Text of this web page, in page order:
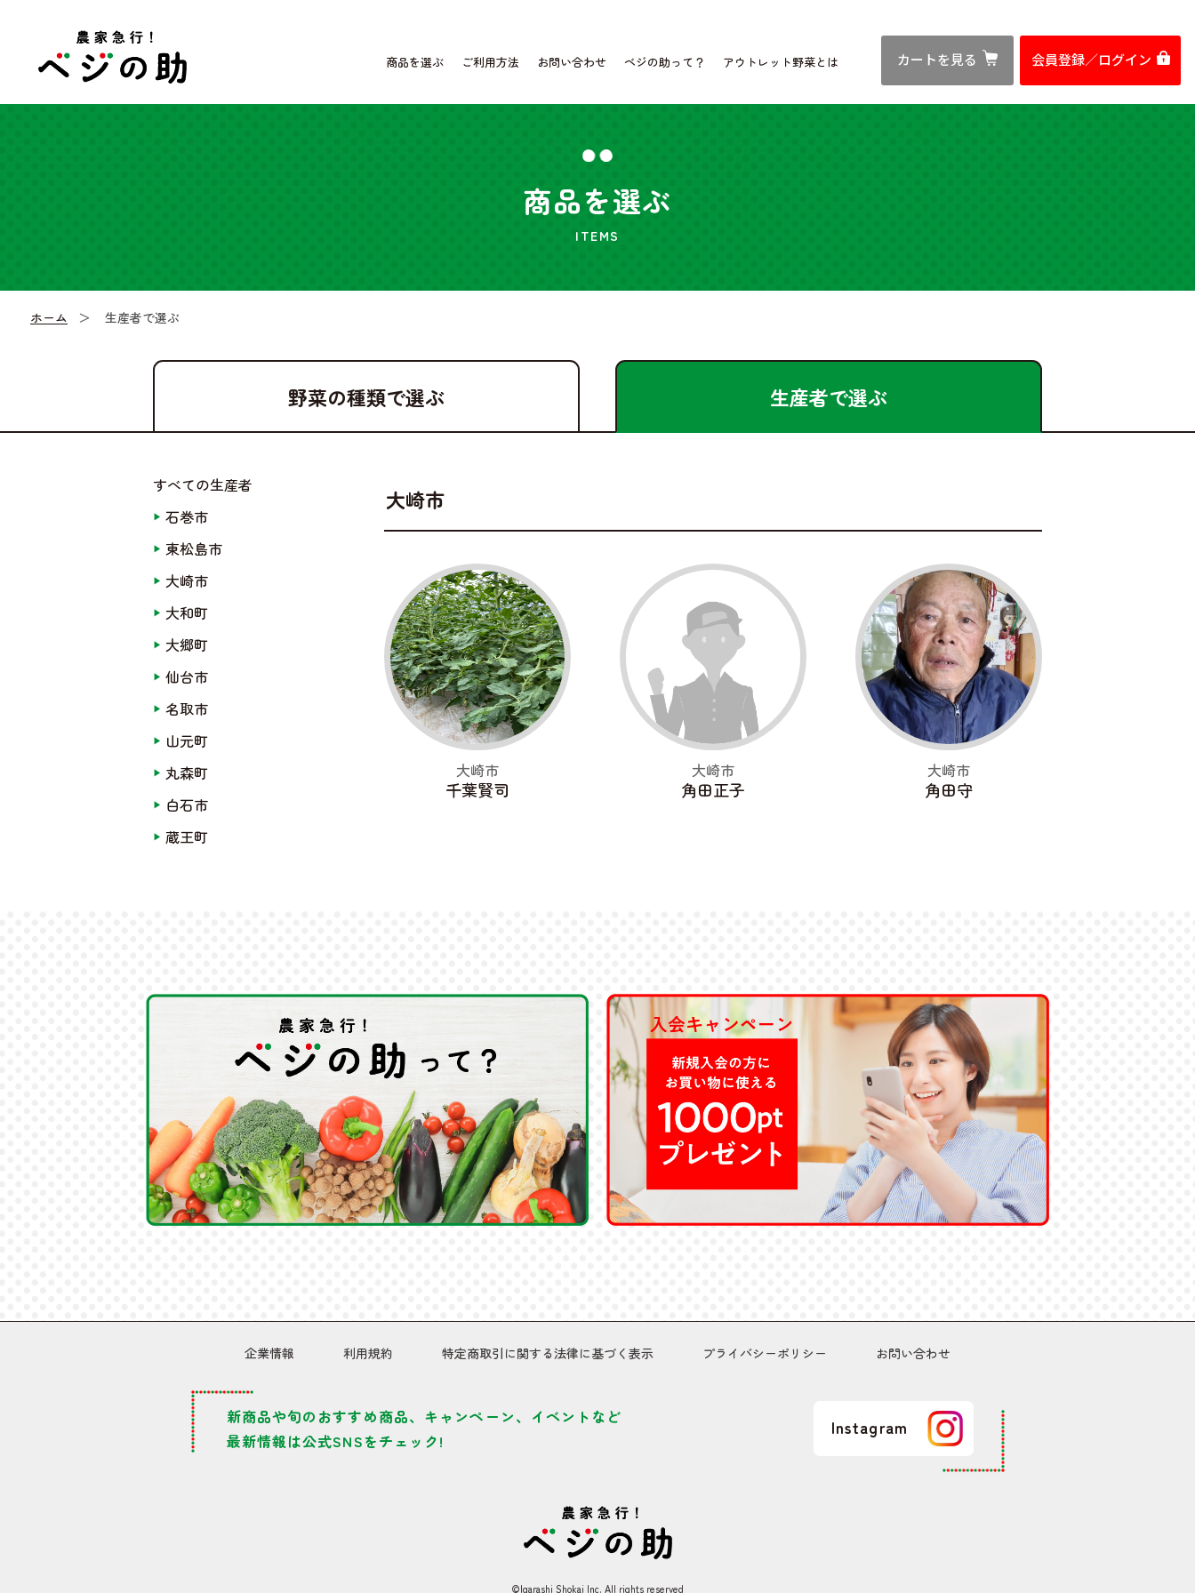
商品を選ぶ ご利用方法 お問い合わせ ベジの助って？ アウトレット野菜とは カートを見る 会員登録／ログイン
商品を選ぶ
ITEMS
ホーム 生産者で選ぶ
野菜の種類で選ぶ 生産者で選ぶ
すべての生産者
石巻市
東松島市
大崎市
大和町
大郷町
仙台市
名取市
山元町
丸森町
白石市
蔵王町
大崎市
大崎市
千葉賢司
大崎市
角田正子
大崎市
角田守
企業情報 利用規約 特定商取引に関する法律に基づく表示 プライバシーポリシー お問い合わせ
新商品や旬のおすすめ商品、キャンペーン、イベントなど
最新情報は公式SNSをチェック!
Instagram
©Igarashi Shokai Inc. All rights reserved